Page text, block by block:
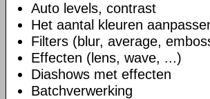
Auto levels, contrast
Het aantal kleuren
Filters (blur, average,
Effecten (lens, wave, ...)
Diashows met effecten
Batchverwerking